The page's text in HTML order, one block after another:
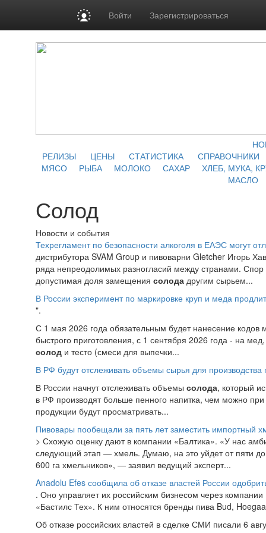
Войти Зарегистрироваться
РЕЛИЗЫ
ЦЕНЫ СТАТИСТИКА
СПРАВОЧНИКИ
МЯСО
РЫБА МОЛОКО САХАР
ХЛЕБ, МУКА,
МАСЛО
Солод
Новости и события
Техрегламент по безопасности алкоголя в ЕАЭС могут
дистрибутора SVAM Group и пивоварни Gletcher Игорь
ряда непреодолимых разногласий между странами.
допустимая доля замещения солода другим сырьем...
В России эксперимент по маркировке круп и меда
".
С 1 мая 2026 года обязательным будет нанесение
быстрого приготовления, с 1 сентября 2026 года - на
солод и тесто (смеси для выпечки...
В РФ будут отслеживать объемы сырья для производства
В России начнут отслеживать объемы солода, который
в РФ производят больше пенного напитка, чем можно
продукции будут просматривать...
Пивовары пообещали за пять лет заместить импортный
> Схожую оценку дают в компании «Балтика». «У нас
следующий этап — хмель. Думаю, на это уйдет от пяти
600 га хмельников», — заявил ведущий эксперт...
Anadolu Efes сообщила об отказе властей России
. Оно управляет их российским бизнесом через
«Бастилс Тех». К ним относятся бренды пива Bud,
Об отказе российских властей в сделке СМИ писали 6